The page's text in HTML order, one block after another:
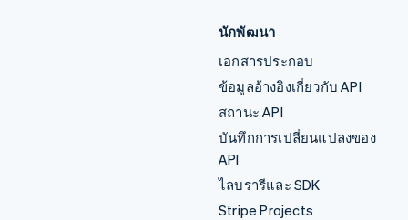
นักพัฒนา
เอกสารประกอบ
ข้อมูลอ้างอิงเกี่ยวกับ API
สถานะ API
บันทึกการเปลี่ยนแปลงของ
API
ไลบรารีและ SDK
Stripe Projects